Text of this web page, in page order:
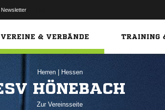
Newsletter
VEREINE & VERBÄNDE TRAINING
Herren Hessen
HÖNEBACH
Zur Vereinsseite